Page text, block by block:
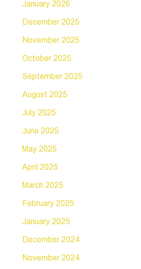
January 2026
December 2025
November 2025
October 2025
September 2025
August 2025
July 2025
June 2025
May 2025
April 2025
March 2025
February 2025
January 2025
December 2024
November 2024